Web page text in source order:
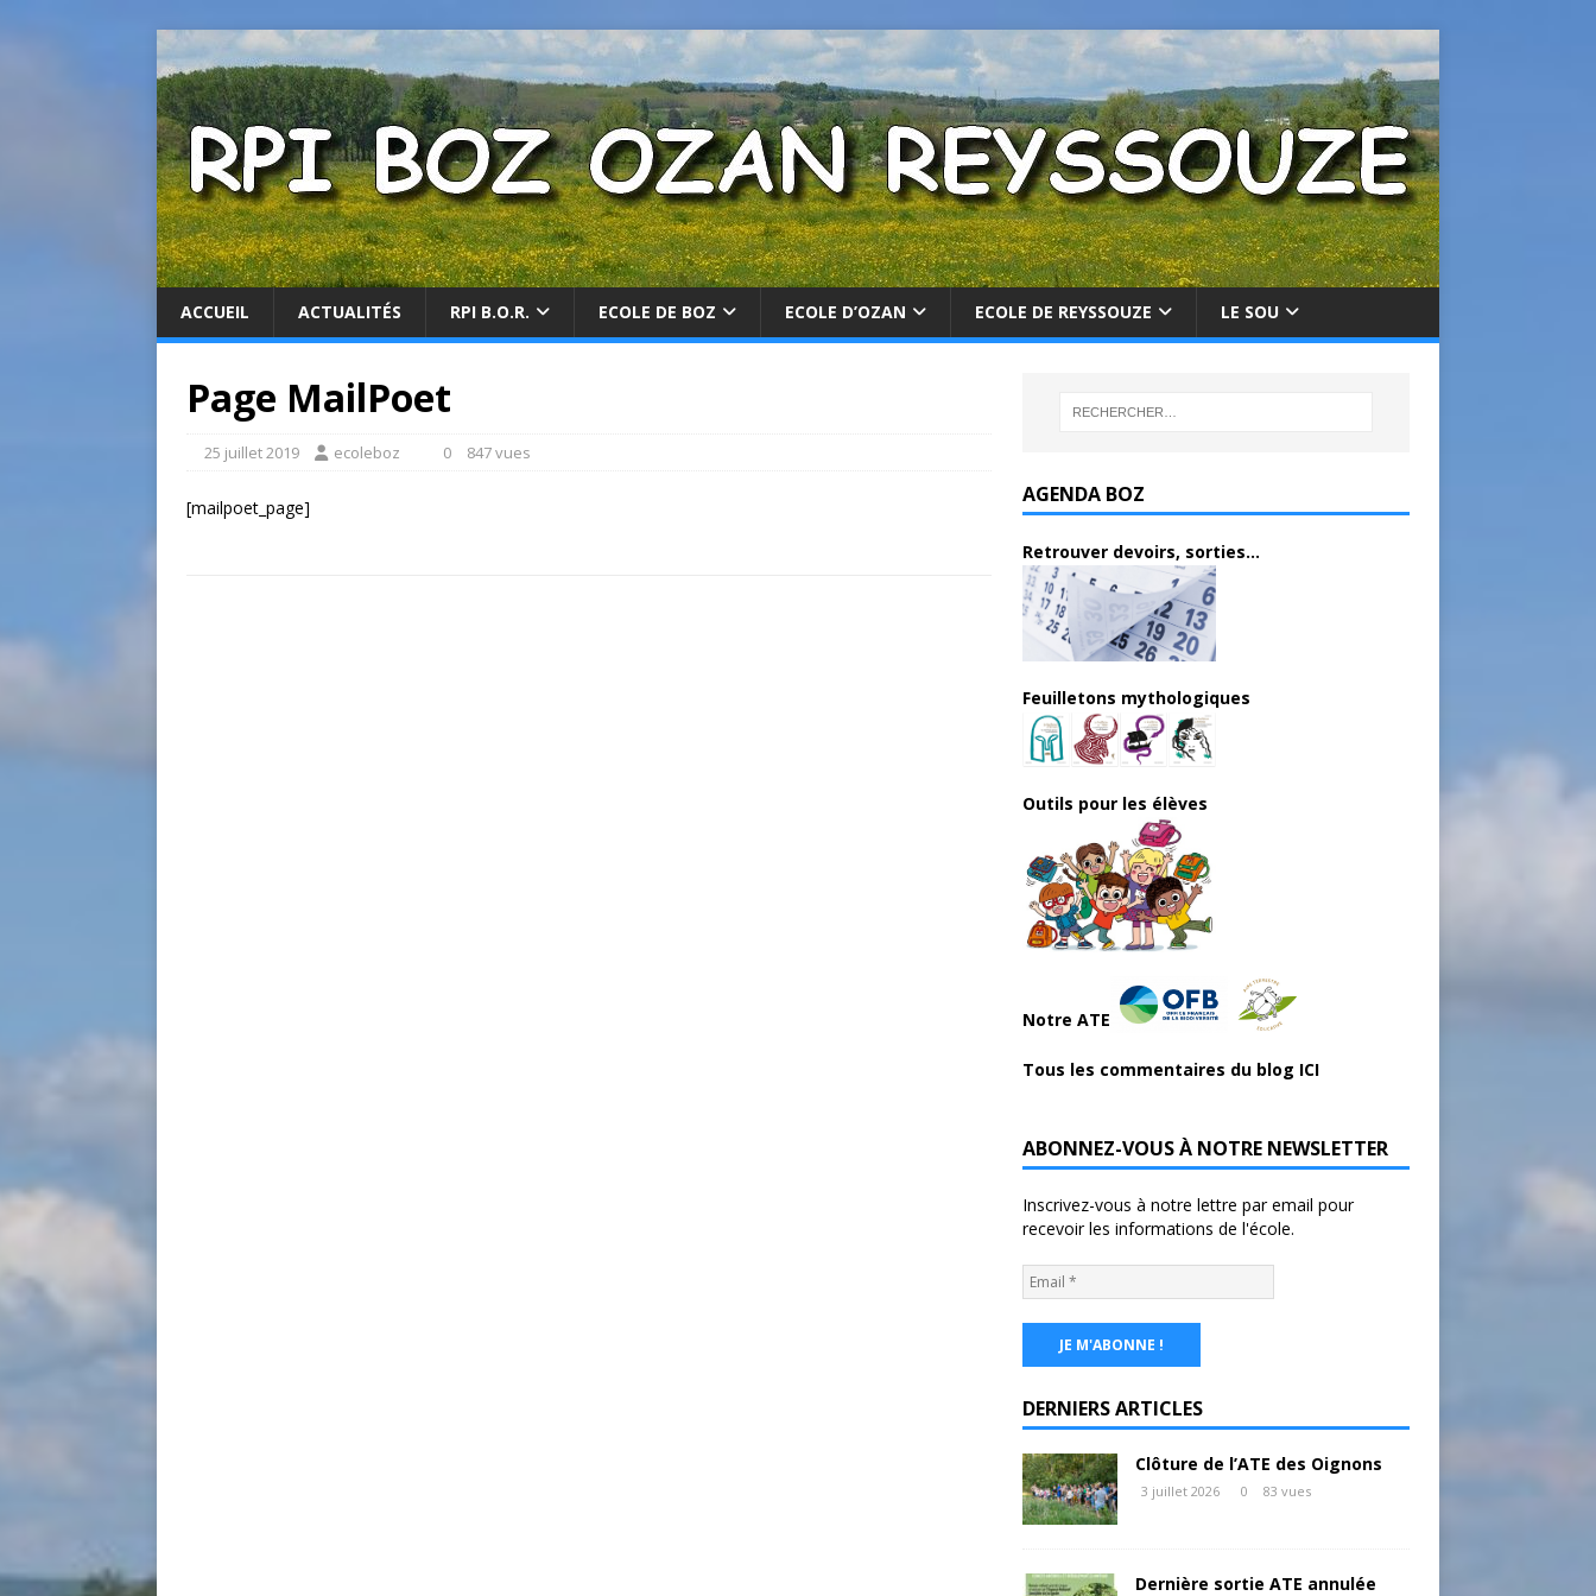
ACCUEIL ACTUALITÉS RPI B.O.R. ECOLE DE BOZ ECOLE D’OZAN ECOLE DE REYSSOUZE LE SOU
Page MailPoet
25 juillet 2019 ecoleboz 0 847 vues
[mailpoet_page]
AGENDA BOZ
Retrouver devoirs, sorties...
Feuilletons mythologiques
Outils pour les élèves
Notre ATE
Tous les commentaires du blog ICI
ABONNEZ-VOUS À NOTRE NEWSLETTER
Inscrivez-vous à notre lettre par email pour
recevoir les informations de l'école.
DERNIERS ARTICLES
Clôture de l’ATE des Oignons
3 juillet 2026 0 83 vues
Dernière sortie ATE annulée